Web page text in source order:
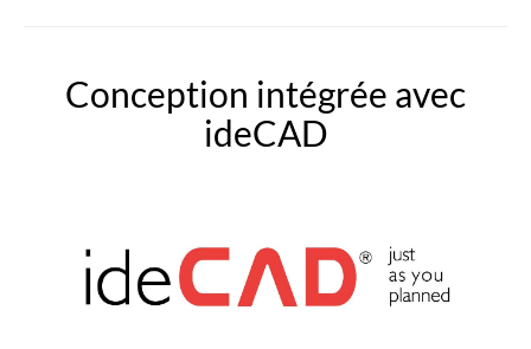
Conception intégrée avec
ideCAD